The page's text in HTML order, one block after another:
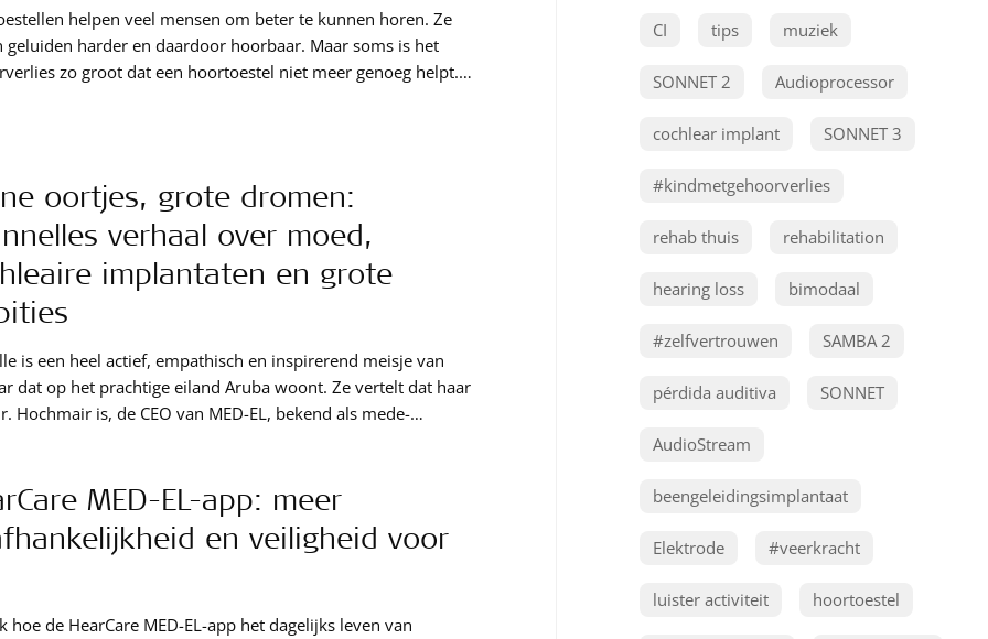
helpen veel mensen om beter te kunnen horen. Ze
geluiden harder en daardoor hoorbaar. Maar soms is het
zo groot dat een hoortoestel niet meer genoeg helpt.
deelnemen aan sociale activiteiten. Een cochleair
(CI) kan in dat geval een oplossing zijn. In Nederland
de kosten van het implantaat, de operatie en de begeleiding
vergoed. De operatie is veilig en veel mensen mogen
dag weer naar huis. Wilt u weten hoe een cochleair
oortjes, grote dromen:
verhaal over moed,
implantaten en grote
is een heel actief, empathisch en inspirerend meisje van
dat op het prachtige eiland Aruba woont. Ze vertelt dat haar
Hochmair is, de CEO van MED-EL, bekend als mede-
mensen helpen die met dezelfde cochleaire implantaten
MED-EL-app: meer
en veiligheid voor
hoe de HearCare MED-EL-app het dagelijks leven van
CI tips muziek
SONNET 2 Audioprocessor
cochlear implant SONNET 3
#kindmetgehoorverlies
rehab thuis rehabilitation
hearing loss bimodaal
#zelfvertrouwen SAMBA 2
pérdida auditiva SONNET
AudioStream
beengeleidingsimplantaat
Elektrode #veerkracht
luister activiteit hoortoestel